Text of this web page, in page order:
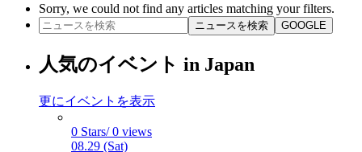
Sorry, we could not find any articles matching your filters.
ニュースを検索 GOOGLE
人気のイベント in Japan
更にイベントを表示
0 Stars/ 0 views
08.29 (Sat)